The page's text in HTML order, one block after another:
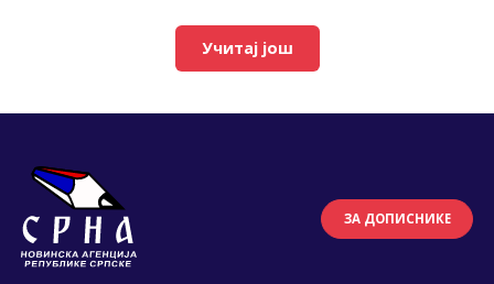
Учитај још
ЗА ДОПИСНИКЕ